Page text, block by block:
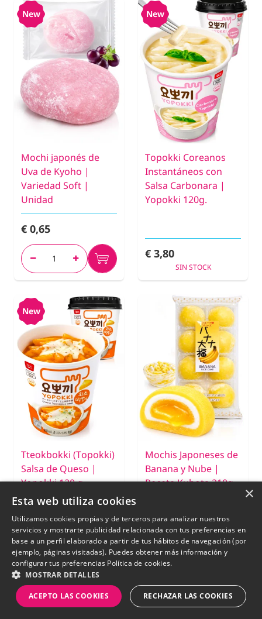
New
Mochi japonés de
Uva de Kyoho |
Variedad Soft |
Unidad
€ 0,65
New
Topokki Coreanos
Instantáneos con
Salsa Carbonara |
Yopokki 120g.
€ 3,80
SIN STOCK
New
Tteokbokki (Topokki)
Salsa de Queso |
Yopokki 120 g
Mochis Japoneses de
Banana y Nube |
Receta Kubota 210g.
New New
×
Esta web utiliza cookies
Utilizamos cookies propias y de terceros para analizar nuestros
servicios y mostrarte publicidad relacionada con tus preferencias en
base a un perfil elaborado a partir de tus hábitos de navegación (por
ejemplo, páginas visitadas). Puedes obtener más información y
configurar tus preferencias Política de cookies.
MOSTRAR DETALLES
ACEPTO LAS COOKIES RECHAZAR LAS COOKIES